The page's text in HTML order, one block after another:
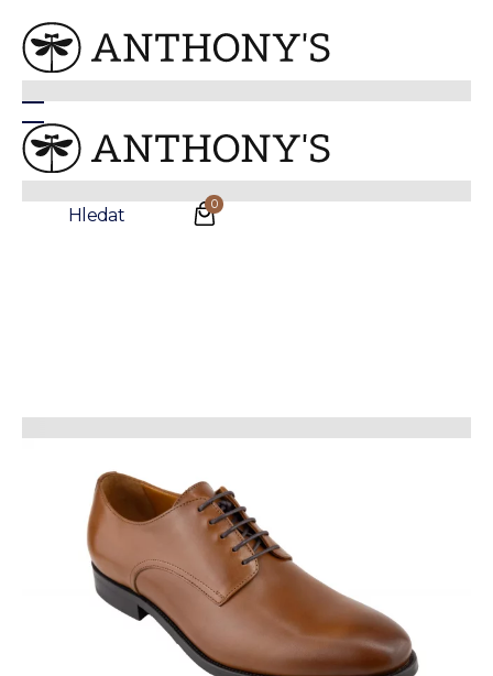
Hledat
0
Anthonys / Doplňky / Boty / Boty do práce
Světle hnědé kožené Derby boty Fenchurch